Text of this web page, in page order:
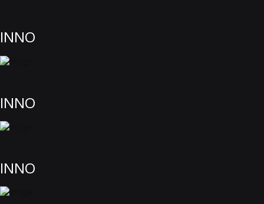
INNO
INNO
INNO